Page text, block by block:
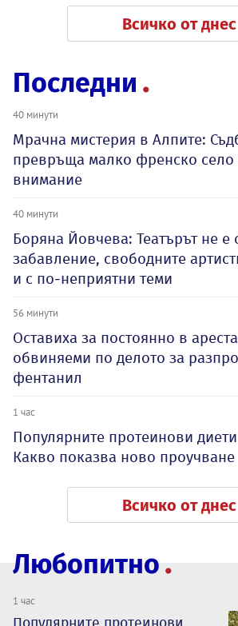
Всичко от днес
Последни
40 минути
Мрачна мистерия в Алпите:
превръща малко френско село
внимание
40 минути
Боряна Йовчева: Театърът не е
забавление, свободните
и с по-неприятни теми
56 минути
Оставиха за постоянно в
обвиняеми по делото за
фентанил
1 час
Популярните протеинови
Какво показва ново проучване
Всичко от днес
Любопитно
1 час